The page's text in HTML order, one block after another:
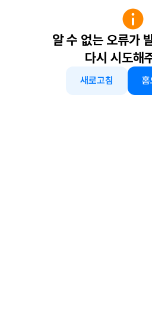
알 수 없는 오류가
다시 시도해
새로고침 홈